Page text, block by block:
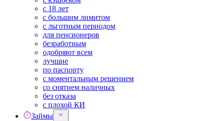
с 18 лет
с большим лимитом
с льготным периодом
для пенсионеров
безработным
одобряют всем
лучшие
по паспорту
с моментальным решением
со снятием наличных
без отказа
с плохой КИ
Займы